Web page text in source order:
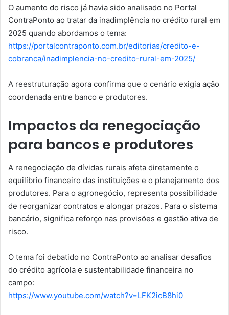
O aumento do risco já havia sido analisado no Portal
ContraPonto ao tratar da inadimplência no crédito rural em
2025 quando abordamos o tema:
https://portalcontraponto.com.br/editorias/credito-e-
cobranca/inadimplencia-no-credito-rural-em-2025/
A reestruturação agora confirma que o cenário exigia ação
coordenada entre banco e produtores.
Impactos da renegociação
para bancos e produtores
A renegociação de dívidas rurais afeta diretamente o
equilíbrio financeiro das instituições e o planejamento dos
produtores. Para o agronegócio, representa possibilidade
de reorganizar contratos e alongar prazos. Para o sistema
bancário, significa reforço nas provisões e gestão ativa de
risco.
O tema foi debatido no ContraPonto ao analisar desafios
do crédito agrícola e sustentabilidade financeira no
campo:
https://www.youtube.com/watch?v=LFK2icB8hi0